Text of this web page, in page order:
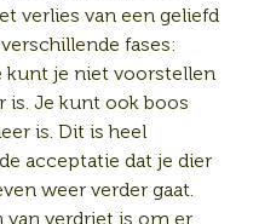
verlies van een geliefd
fases:
kunt je niet voorstellen
is. Je kunt ook boos
is. Dit is heel
acceptatie dat je dier
weer verder gaat.
van verdriet is om er